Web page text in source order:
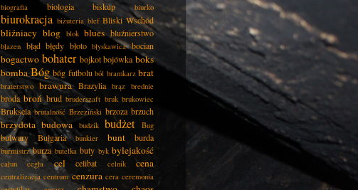
biografia biologia biskup biurko
biurokracja biżuteria blef Bliski Wschód
bliźniacy blog blok blues bluźnierstwo
błazen błąd błędy błoto błyskawica bocian
bogactwo bohater bojkot bojówka boks
bombaBóg bóg futbolu ból bramkarz brat
braterstwo brawura Brazylia brąz brednie
broda broń brud bruderszaft bruk brukowiec
Bruksela brutalność Brzeziński brzoza brzuch
brzydota budowa budzik budżet Bug
bulwary Bułgaria bunkier bunt burda
burmistrz burza butelka buty byk bylejakość
całun cegła cel celibat celnik cena
centralizacja centrum cenzura cera ceremonia